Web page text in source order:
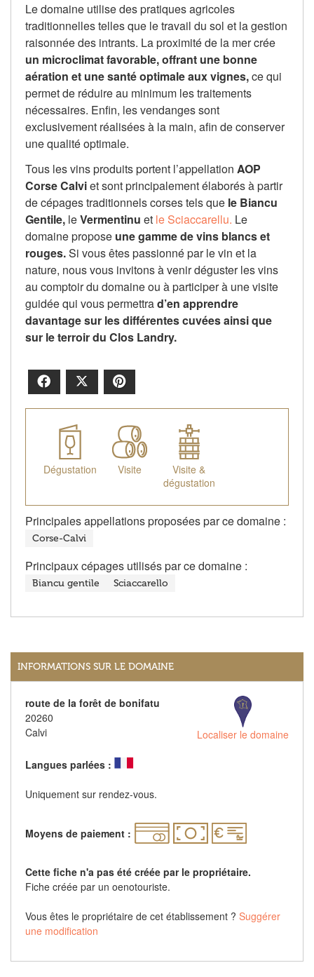
Le domaine utilise des pratiques agricoles
traditionnelles telles que le travail du sol et la gestion
raisonnée des intrants. La proximité de la mer crée
un microclimat favorable, offrant une bonne
aération et une santé optimale aux vignes,ce qui
permet de réduire au minimum les traitements
nécessaires. Enfin, les vendanges sont
exclusivement réalisées à la main, afin de conserver
une qualité optimale.
Tous les vins produits portent l’appellation AOP
Corse Calviet sont principalement élaborés à partir
de cépages traditionnels corses tels que le Biancu
Gentile, leVermentinu et le Sciaccarellu. Le
domaine propose une gamme de vins blancs et
rouges.Si vous êtes passionné par le vin et la
nature, nous vous invitons à venir déguster les vins
au comptoir du domaine ou à participer à une visite
guidée qui vous permettrad’en apprendre
davantage sur les différentes cuvées ainsi que
sur le terroir du Clos Landry.
Facebook
Dégustation Visite
Visite &
dégustation
Principales appellations proposées par ce domaine :
Corse-Calvi
Principaux cépages utilisés par ce domaine :
Biancu gentile Sciaccarello
INFORMATIONS SUR LE DOMAINE
route de la forêt de bonifatu
20260
Calvi
Localiser le domaine
Langues parlées :
Uniquement sur rendez-vous.
Moyens de paiement :
Cette fiche n'a pas été créée par le propriétaire.
Fiche créée par un oenotouriste.
Vous êtes le propriétaire de cet établissement ? Suggérer
une modification